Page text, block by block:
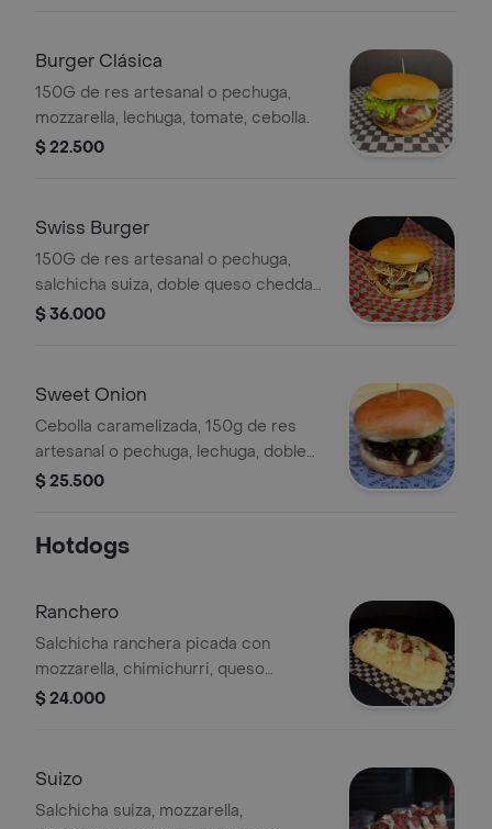
Burger Clásica
150G de res artesanal o pechuga,
mozzarella, lechuga, tomate, cebolla.
$ 22.500
Swiss Burger
150G de res artesanal o pechuga,
salchicha suiza, doble queso cheddar,
cebolla grillé, papita chongo y salsa
$ 36.000
Sweet Onion
Cebolla caramelizada, 150g de res
artesanal o pechuga, lechuga, doble
mozzarella, salsa tártara.
$ 25.500
Hotdogs
Ranchero
Salchicha ranchera picada con
mozzarella, chimichurri, queso
costeño, papa chongo y salsa tártara
$ 24.000
Suizo
Salchicha suiza, mozzarella,